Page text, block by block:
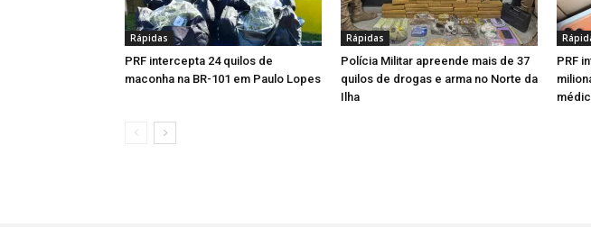
Rápidas
PRF intercepta 24 quilos de
maconha na BR-101 em Paulo Lopes
Rápidas
Polícia Militar apreende mais de 37
quilos de drogas e arma no Norte da
Ilha
PRF